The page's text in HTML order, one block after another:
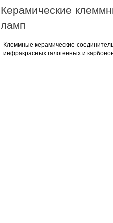
Керамические
ламп
Клеммные керамические
инфракрасных галогенных и